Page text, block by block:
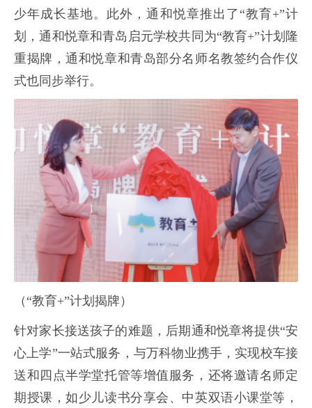
少年成长基地。此外，通和悦章推出了“教育+”计
划，通和悦章和青岛启元学校共同为“教育+”计划隆
重揭牌，通和悦章和青岛部分名师名教签约合作仪
式也同步举行。
（“教育+”计划揭牌）
针对家长接送孩子的难题，后期通和悦章将提供“安
心上学”一站式服务，与万科物业携手，实现校车接
送和四点半学堂托管等增值服务，还将邀请名师定
期授课，如少儿读书分享会、中英双语小课堂等，